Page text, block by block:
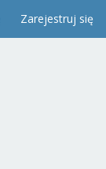
Zarejestruj się